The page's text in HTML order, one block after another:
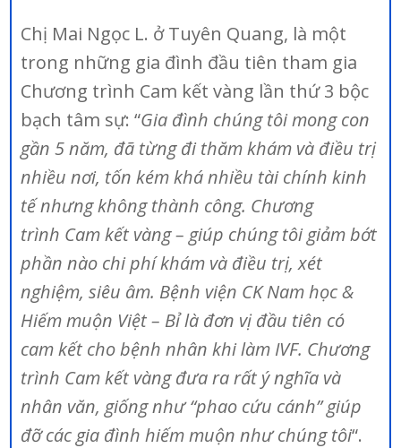
Chị Mai Ngọc L. ở Tuyên Quang, là một
trong những gia đình đầu tiên tham gia
Chương trình Cam kết vàng lần thứ 3 bộc
bạch tâm sự: “Gia đình chúng tôi mong con
gần 5 năm, đã từng đi thăm khám và điều trị
nhiều nơi, tốn kém khá nhiều tài chính kinh
tế nhưng không thành công. Chương
trình Cam kết vàng– giúp chúng tôi giảm bớt
phần nào chi phí khám và điều trị, xét
nghiệm, siêu âm. Bệnh viện CK Nam học &
Hiếm muộn Việt – Bỉ là đơn vị đầu tiên có
cam kết cho bệnh nhân khi làm IVF. Chương
trình Cam kết vàng đưa ra rất ý nghĩa và
nhân văn, giống như “phao cứu cánh” giúp
đỡ các gia đình hiếm muộn như chúng tôi“.